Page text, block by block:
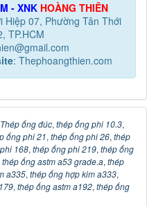
- XNK HOÀNG THIÊN
07, Phường Tân Thới
TP.HCM
: Thephoangthien.com
Thép ống đúc, thép ống phi 10.3,
ống phi 21, thép ống phi 26, thép
168, thép ống phi 219, thép ống
thép ống astm a53 grade.a, thép
a335, thép ống hợp kim a333,
, thép ống astm a192, thép ống